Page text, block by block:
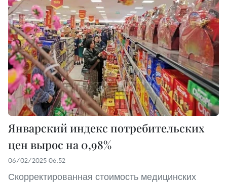
Январский индекс потребительских
цен вырос на 0,98%
06/02/2025 06:52
Скорректированная стоимость медицинских